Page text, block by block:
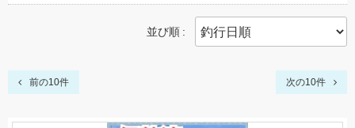
並び順
前の10件 次の10件